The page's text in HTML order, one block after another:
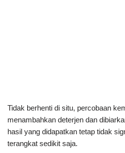
Tidak berhenti di situ, percobaan
menambahkan deterjen dan
hasil yang didapatkan tetap tidak
terangkat sedikit saja.